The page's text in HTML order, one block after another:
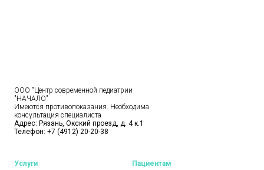
ООО "Центр современной педиатрии
"НАЧАЛО"
Имеются противопоказания. Необходима